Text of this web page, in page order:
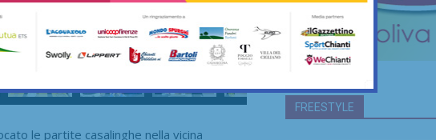
le partite casalinghe nella vicina
FREESTYLE